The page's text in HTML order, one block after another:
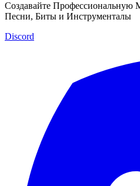
Создавайте
Песни, Биты и Инструменталы
Discord